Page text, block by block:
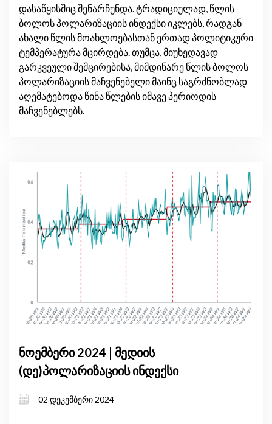
დასაწყისშიც შენარჩუნდა. ტრადიციულად, წლის
ბოლოს პოლარიზაციის ინდექსი იკლებს, რადგან
ახალი წლის მოახლოებასთან ერთად პოლიტიკური
ტემპერატურა მცირდება. თუმცა, მიუხედავად
გარკვეული შემცირებისა, მიმდინარე წლის ბოლოს
პოლარიზაციის მაჩვენებელი მაინც საგრძნობლად
აღემატებოდა წინა წლების იმავე პერიოდის
მაჩვენებლებს.
ნოემბერი 2024 | მედიის
(დე)პოლარიზაციის ინდექსი
02 დეკემბერი 2024